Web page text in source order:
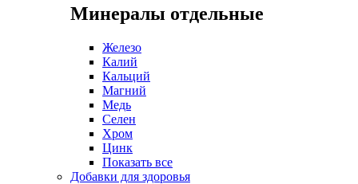
Минералы отдельные
Железо
Калий
Кальций
Магний
Медь
Селен
Хром
Цинк
Показать все
Добавки для здоровья